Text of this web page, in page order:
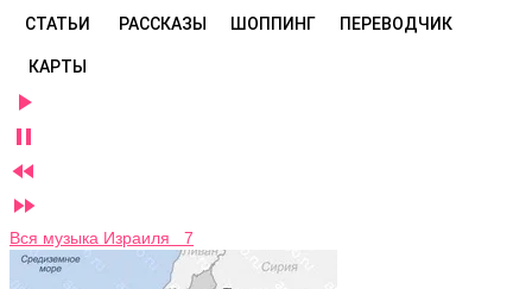
СТАТЬИ РАССКАЗЫ ШОППИНГ ПЕРЕВОДЧИК
КАРТЫ




Вся музыка Израиля 7